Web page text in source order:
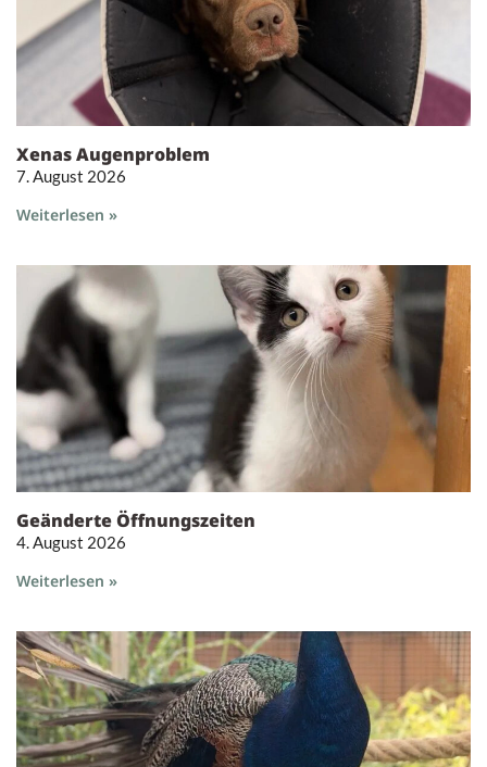
Xenas Augenproblem
7. August 2026
Weiterlesen »
Geänderte Öffnungszeiten
4. August 2026
Weiterlesen »